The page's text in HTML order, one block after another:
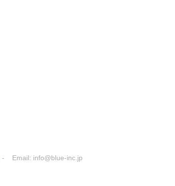
- Email: info@blue-inc.jp